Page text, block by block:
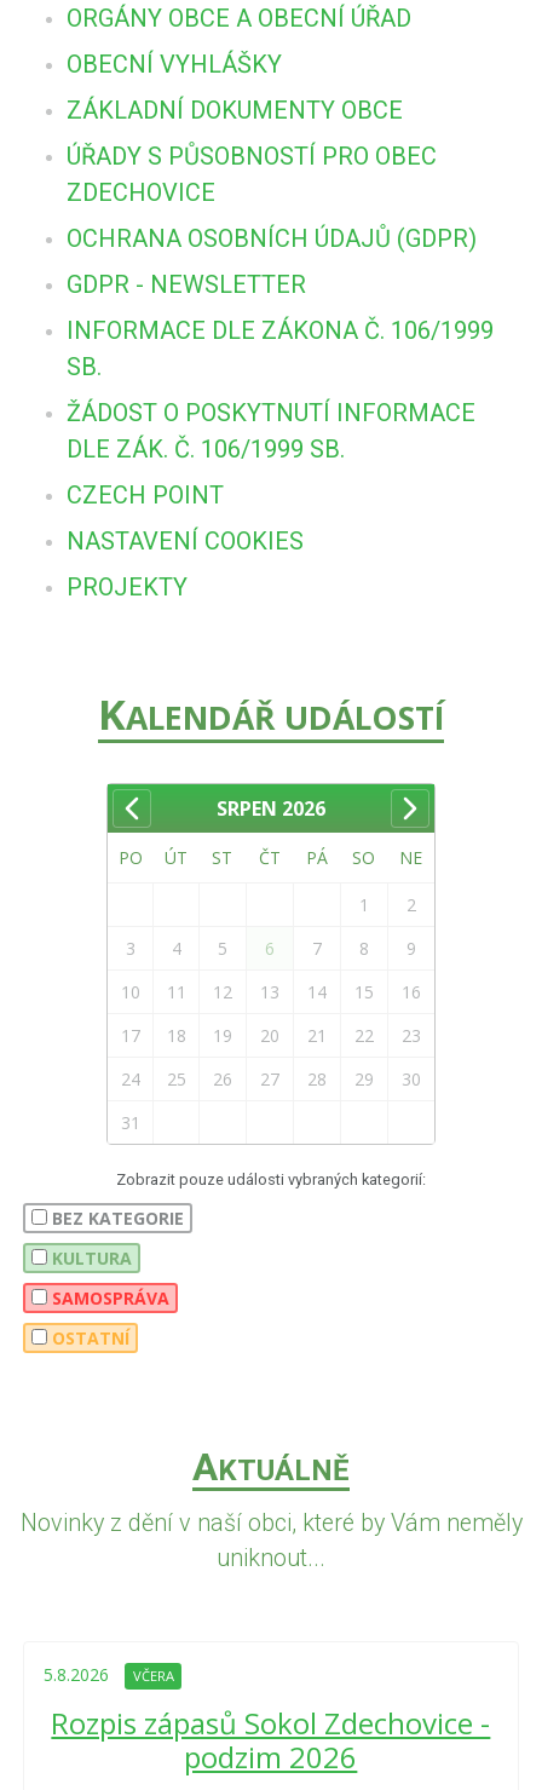
ORGÁNY OBCE A OBECNÍ ÚŘAD
OBECNÍ VYHLÁŠKY
ZÁKLADNÍ DOKUMENTY OBCE
ÚŘADY S PŮSOBNOSTÍ PRO OBEC
ZDECHOVICE
OCHRANA OSOBNÍCH ÚDAJŮ (GDPR)
GDPR - NEWSLETTER
INFORMACE DLE ZÁKONA Č. 106/1999
SB.
ŽÁDOST O POSKYTNUTÍ INFORMACE
DLE ZÁK. Č. 106/1999 SB.
CZECH POINT
NASTAVENÍ COOKIES
PROJEKTY
KALENDÁŘ UDÁLOSTÍ
SRPEN 2026
PO ÚT ST ČT PÁ SO NE
1
2
3
4 5 6 7 8
9
10
11 12 13 14 15
16
17
18 19 20 21 22
23
24
25 26 27 28 29
30
31
Zobrazit pouze události vybraných kategorií:
BEZ KATEGORIE
KULTURA
SAMOSPRÁVA
OSTATNÍ
AKTUÁLNĚ
Novinky z dění v naší obci, které by Vám neměly
uniknout...
5.8.2026 VČERA
Rozpis zápasů Sokol Zdechovice -
podzim 2026